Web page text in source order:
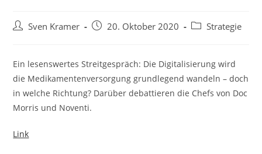
Sven Kramer 20. Oktober 2020 Strategie
Ein lesenswertes Streitgespräch: Die Digitalisierung wird
die Medikamentenversorgung grundlegend wandeln – doch
in welche Richtung? Darüber debattieren die Chefs von Doc
Morris und Noventi.
Link